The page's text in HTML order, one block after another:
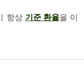
항상 기준 환율을 이